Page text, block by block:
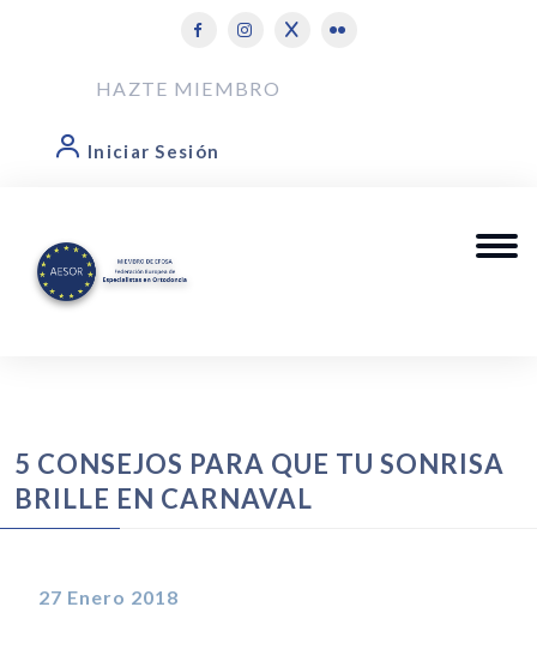
HAZTE MIEMBRO
Iniciar Sesión
5 CONSEJOS PARA QUE TU SONRISA
BRILLE EN CARNAVAL
27 Enero 2018